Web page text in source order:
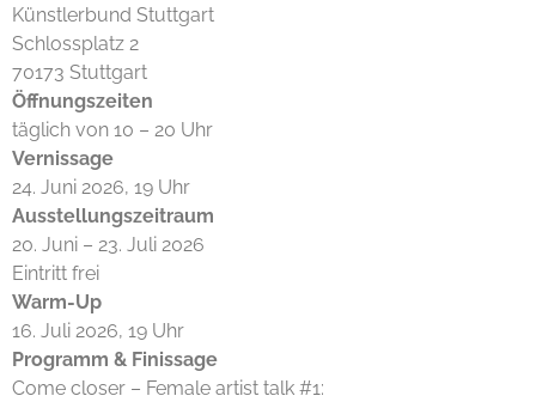
Künstlerbund Stuttgart
Schlossplatz 2
70173 Stuttgart
Öffnungszeiten
täglich von 10 – 20 Uhr
Vernissage
24. Juni 2026, 19 Uhr
Ausstellungszeitraum
20. Juni – 23. Juli 2026
Eintritt frei
Warm-Up
16. Juli 2026, 19 Uhr
Programm & Finissage
Come closer – Female artist talk #1: